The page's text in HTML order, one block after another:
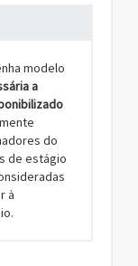
modelo
a
do
de estágio
à